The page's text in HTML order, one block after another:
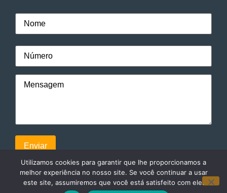
Utilizamos cookies para garantir que lhe proporcionamos a
melhor experiência no nosso site. Se você continuar a usar
este site, assumiremos que você está satisfeito com ele.